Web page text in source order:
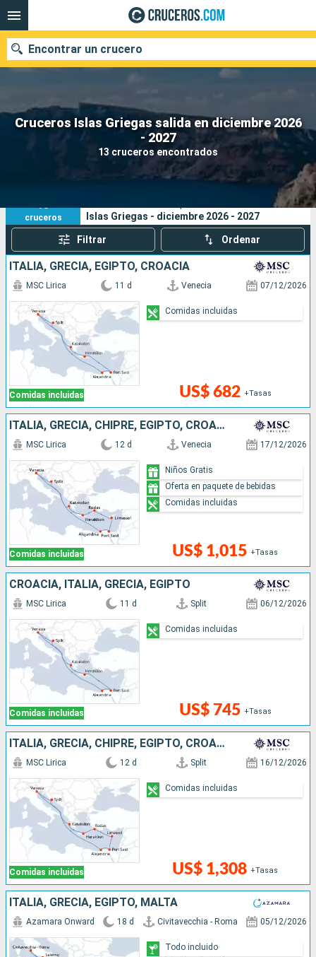
Cruceros Islas Griegas salida en diciembre 2026
- 2027
13 cruceros encontrados
Encontrar un crucero
Nuestros destinos
Fecha de salida
Buscar
13
cruceros
Islas Griegas - diciembre 2026 - 2027
Filtrar Ordenar
ITALIA, GRECIA, EGIPTO, CROACIA
Comidas incluidas
MSC Lirica 11 d Venecia 07/12/2026
US$ 682 +Tasas
Comidas incluidas
ITALIA, GRECIA, CHIPRE, EGIPTO, CROACIA
Comidas incluidas
MSC Lirica 12 d Venecia 17/12/2026
US$ 1,015 +Tasas
Niños Gratis
Oferta en paquete de bebidas
Comidas incluidas
CROACIA, ITALIA, GRECIA, EGIPTO
Comidas incluidas
MSC Lirica 11 d Split 06/12/2026
US$ 745 +Tasas
Comidas incluidas
ITALIA, GRECIA, CHIPRE, EGIPTO, CROACIA
Comidas incluidas
MSC Lirica 12 d Split 16/12/2026
US$ 1,308 +Tasas
Comidas incluidas
ITALIA, GRECIA, EGIPTO, MALTA
Azamara Onward 18 d Civitavecchia - Roma 05/12/2026
Todo incluido